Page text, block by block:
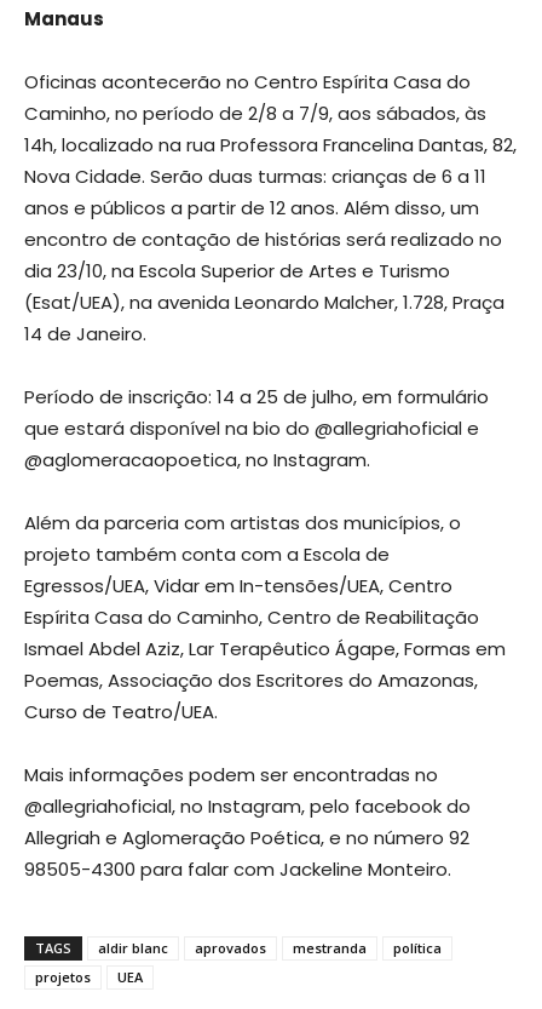
Manaus
Oficinas acontecerão no Centro Espírita Casa do
Caminho, no período de 2/8 a 7/9, aos sábados, às
14h, localizado na rua Professora Francelina Dantas, 82,
Nova Cidade. Serão duas turmas: crianças de 6 a 11
anos e públicos a partir de 12 anos. Além disso, um
encontro de contação de histórias será realizado no
dia 23/10, na Escola Superior de Artes e Turismo
(Esat/UEA), na avenida Leonardo Malcher, 1.728, Praça
14 de Janeiro.
Período de inscrição: 14 a 25 de julho, em formulário
que estará disponível na bio do @allegriahoficial e
@aglomeracaopoetica, no Instagram.
Além da parceria com artistas dos municípios, o
projeto também conta com a Escola de
Egressos/UEA, Vidar em In-tensões/UEA, Centro
Espírita Casa do Caminho, Centro de Reabilitação
Ismael Abdel Aziz, Lar Terapêutico Ágape, Formas em
Poemas, Associação dos Escritores do Amazonas,
Curso de Teatro/UEA.
Mais informações podem ser encontradas no
@allegriahoficial, no Instagram, pelo facebook do
Allegriah e Aglomeração Poética, e no número 92
98505-4300 para falar com Jackeline Monteiro.
TAGS aldir blanc aprovados mestranda
política
projetos
UEA